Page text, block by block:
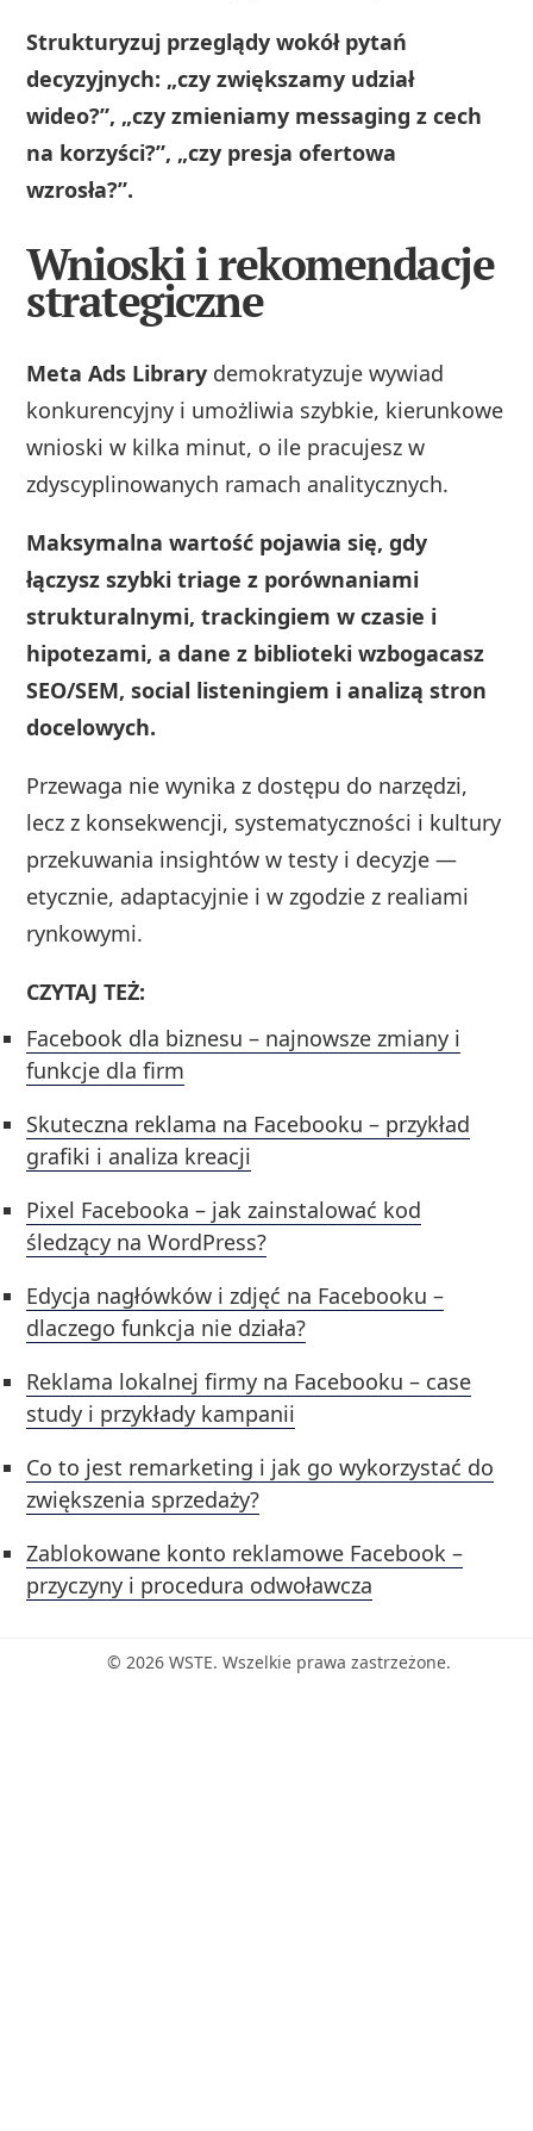
Strukturyzuj przeglądy wokół pytań
decyzyjnych: „czy zwiększamy udział
wideo?”, „czy zmieniamy messaging z cech
na korzyści?”, „czy presja ofertowa
wzrosła?”.
Wnioski i rekomendacje
strategiczne
Meta Ads Library demokratyzuje wywiad
konkurencyjny i umożliwia szybkie, kierunkowe
wnioski w kilka minut, o ile pracujesz w
zdyscyplinowanych ramach analitycznych.
Maksymalna wartość pojawia się, gdy
łączysz szybki triage z porównaniami
strukturalnymi, trackingiem w czasie i
hipotezami, a dane z biblioteki wzbogacasz
SEO/SEM, social listeningiem i analizą stron
docelowych.
Przewaga nie wynika z dostępu do narzędzi,
lecz z konsekwencji, systematyczności i kultury
przekuwania insightów w testy i decyzje —
etycznie, adaptacyjnie i w zgodzie z realiami
rynkowymi.
CZYTAJ TEŻ:
Facebook dla biznesu – najnowsze zmiany i
funkcje dla firm
Skuteczna reklama na Facebooku – przykład
grafiki i analiza kreacji
Pixel Facebooka – jak zainstalować kod
śledzący na WordPress?
Edycja nagłówków i zdjęć na Facebooku –
dlaczego funkcja nie działa?
Reklama lokalnej firmy na Facebooku – case
study i przykłady kampanii
Co to jest remarketing i jak go wykorzystać do
zwiększenia sprzedaży?
Zablokowane konto reklamowe Facebook –
przyczyny i procedura odwoławcza
© 2026 WSTE. Wszelkie prawa zastrzeżone.